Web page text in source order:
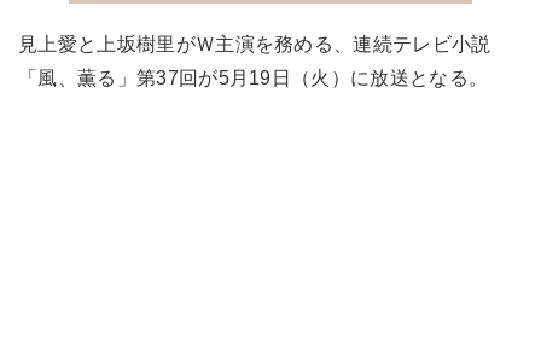
見上愛と上坂樹里がＷ主演を務める、連続テレビ小説
「風、薫る」第37回が5月19日（火）に放送となる。